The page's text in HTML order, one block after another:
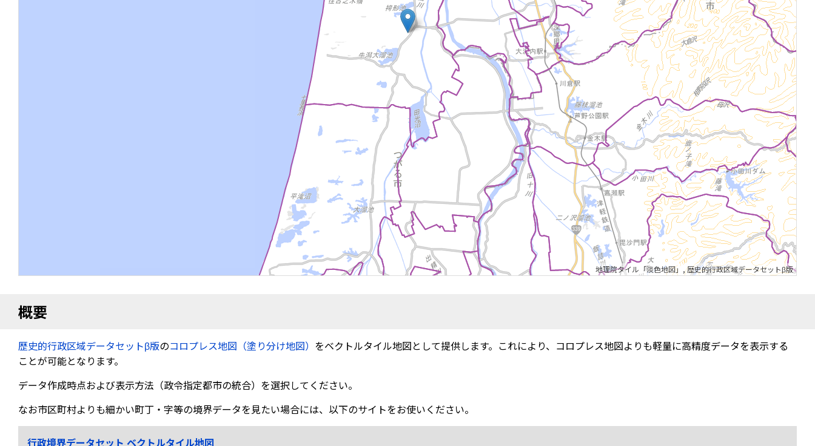
地理院タイル「淡色地図」 ,歴史的行政区域データセットβ版
概要
歴史的行政区域データセットβ版のコロプレス地図（塗り分け地図） をベクトルタイル地図として提供します。これにより、コロプレス地図よりも軽量に高精度データを表示する
ことが可能となります。
データ作成時点および表示方法（政令指定都市の統合）を選択してください。
なお市区町村よりも細かい町丁・字等の境界データを見たい場合には、以下のサイトをお使いください。
行政境界データセット ベクトルタイル地図